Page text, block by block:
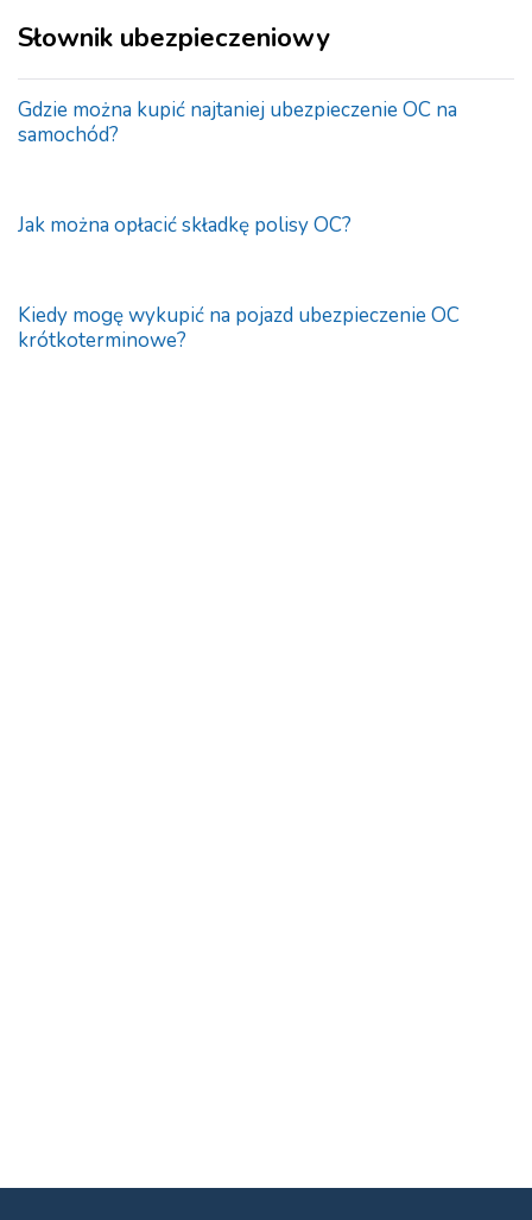
Słownik ubezpieczeniowy
Gdzie można kupić najtaniej ubezpieczenie OC na
samochód?
Jak można opłacić składkę polisy OC?
Kiedy mogę wykupić na pojazd ubezpieczenie OC
krótkoterminowe?